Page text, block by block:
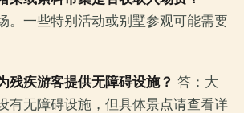
。一些特别活动或别墅参观可能需要
残疾游客提供无障碍设施？ 答：大
有无障碍设施，但具体景点请查看详